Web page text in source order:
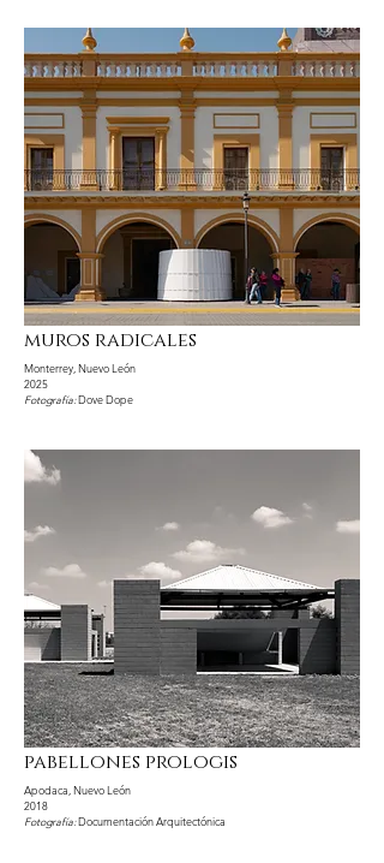
muros radicales
Monterrey, Nuevo León
2025
Fotografía:Dove Dope
pabellones prologis
Apodaca, Nuevo León
2018
Fotografía:Documentación Arquitectónica